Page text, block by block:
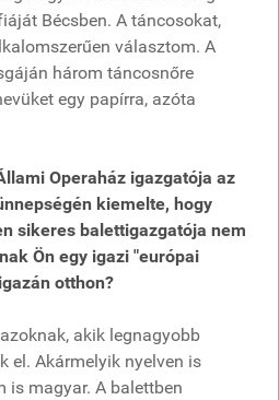
Bécsben. A táncosokat,
választom. A
három táncosnőre
egy papírra, azóta
Operaház igazgatója az
kiemelte, hogy
sikeres balettigazgatója nem
Ön egy igazi "európai
otthon?
akik legnagyobb
el. Akármelyik nyelven is
is magyar. A balettben